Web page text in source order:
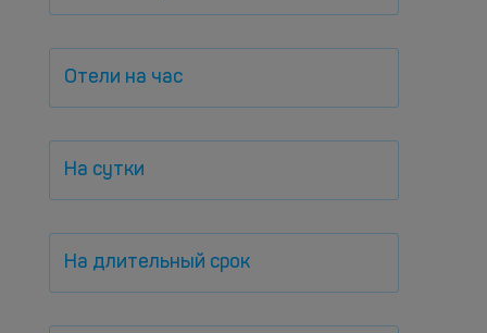
Отели на час
На сутки
На длительный срок